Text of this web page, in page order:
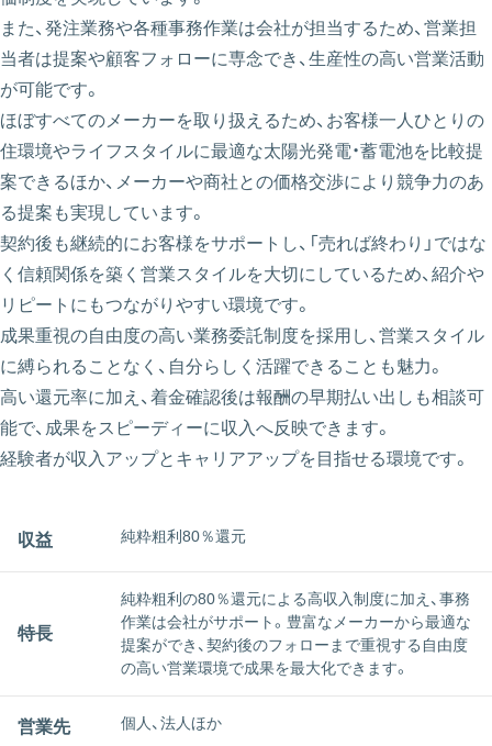
また、発注業務や各種事務作業は会社が担当するため、営業担
当者は提案や顧客フォローに専念でき、生産性の高い営業活動
が可能です。
ほぼすべてのメーカーを取り扱えるため、お客様一人ひとりの
住環境やライフスタイルに最適な太陽光発電・蓄電池を比較提
案できるほか、メーカーや商社との価格交渉により競争力のあ
る提案も実現しています。
契約後も継続的にお客様をサポートし、「売れば終わり」ではな
く信頼関係を築く営業スタイルを大切にしているため、紹介や
リピートにもつながりやすい環境です。
成果重視の自由度の高い業務委託制度を採用し、営業スタイル
に縛られることなく、自分らしく活躍できることも魅力。
高い還元率に加え、着金確認後は報酬の早期払い出しも相談可
能で、成果をスピーディーに収入へ反映できます。
経験者が収入アップとキャリアアップを目指せる環境です。
収益 純粋粗利80％還元
特長
純粋粗利の80％還元による高収入制度に加え、事務
作業は会社がサポート。豊富なメーカーから最適な
提案ができ、契約後のフォローまで重視する自由度
の高い営業環境で成果を最大化できます。
営業先 個人、法人ほか